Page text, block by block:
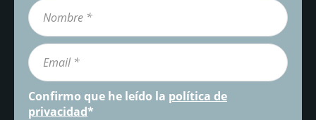
Confirmo que he leído la política de
privacidad*